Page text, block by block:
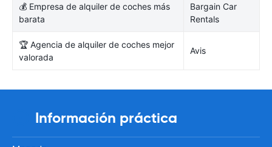
💰 Empresa de alquiler de coches más
barata
Bargain Car
Rentals
🏆 Agencia de alquiler de coches mejor
valorada
Avis
Información práctica